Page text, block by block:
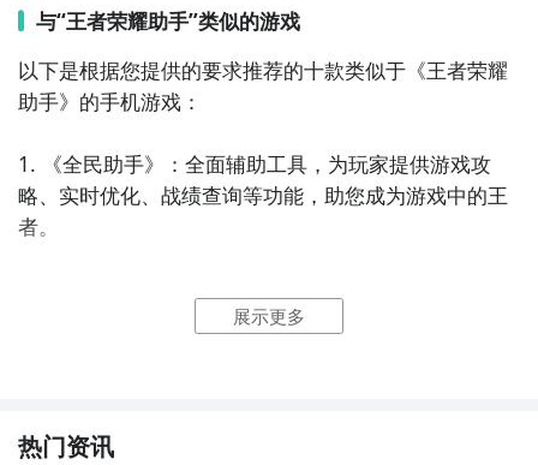
与“王者荣耀助手”类似的游戏
以下是根据您提供的要求推荐的十款类似于《王者荣耀
助手》的手机游戏：
1. 《全民助手》：全面辅助工具，为玩家提供游戏攻
略、实时优化、战绩查询等功能，助您成为游戏中的王
者。
提升游戏水平，成为各个游戏中的顶尖玩家。
展示更多
热门资讯